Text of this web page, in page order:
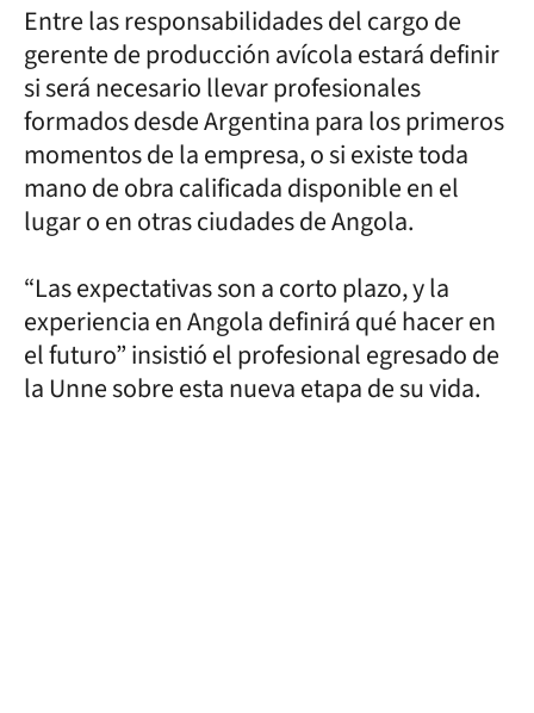
Entre las responsabilidades del cargo de
gerente de producción avícola estará definir
si será necesario llevar profesionales
formados desde Argentina para los primeros
momentos de la empresa, o si existe toda
mano de obra calificada disponible en el
lugar o en otras ciudades de Angola.
“Las expectativas son a corto plazo, y la
experiencia en Angola definirá qué hacer en
el futuro” insistió el profesional egresado de
la Unne sobre esta nueva etapa de su vida.